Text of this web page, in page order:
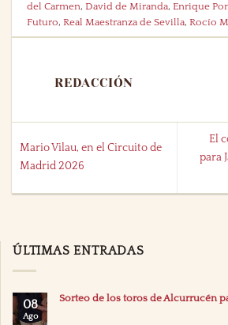
del Carmen,David de Miranda,Enrique
Futuro,Real Maestranza de Sevilla,Rocío
REDACCIÓN
Mario Vilau, en el Circuito de
Madrid 2026
El
para
ÚLTIMAS ENTRADAS
08
Ago
Sorteo de los toros de Alcurrucén